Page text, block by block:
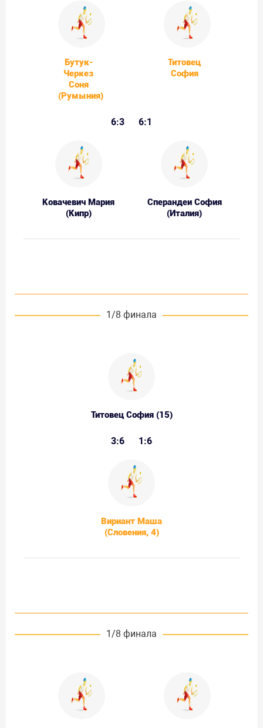
Бутук-
Черкез
Соня
(Румыния)
Титовец
София
6:3 6:1
Ковачевич Мария
(Кипр)
Сперандеи София
(Италия)
1/8 финала
Титовец София (15)
3:6 1:6
Вириант Маша
(Словения, 4)
1/8 финала